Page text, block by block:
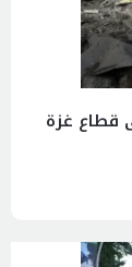
قطاع غزة